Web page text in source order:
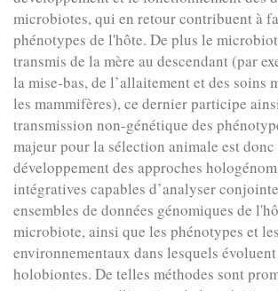
microbiotes, qui en retour contribuent à
phénotypes de l'hôte. De plus le
transmis de la mère au descendant (par
la mise-bas, de l’allaitement et des soins
les mammifères), ce dernier participe
transmission non-génétique des
majeur pour la sélection animale est donc
développement des approches
intégratives capables d’analyser
ensembles de données génomiques de
microbiote, ainsi que les phénotypes et
environnementaux dans lesquels
holobiontes. De telles méthodes sont